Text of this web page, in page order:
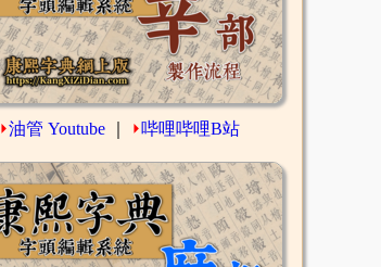
⏵油管 Youtube ⏵哔哩哔哩B站